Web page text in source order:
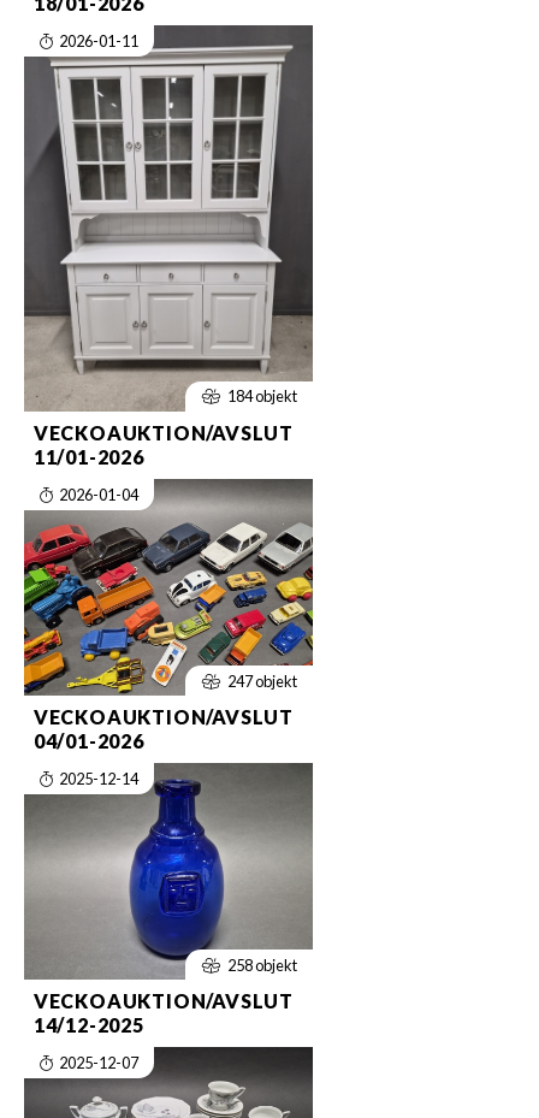
2026-01-11
184 objekt
VECKOAUKTION/AVSLUT
11/01-2026
2026-01-04
247 objekt
VECKOAUKTION/AVSLUT
04/01-2026
2025-12-14
258 objekt
VECKOAUKTION/AVSLUT
14/12-2025
2025-12-07